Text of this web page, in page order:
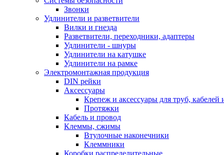
Звонки
Удлинители и разветвители
Вилки и гнезда
Разветвители, переходники, адаптеры
Удлинители - шнуры
Удлинители на катушке
Удлинители на рамке
Электромонтажная продукция
DIN рейки
Аксессуары
Крепеж и аксессуары для труб, кабелей
Протяжки
Кабель и провод
Клеммы, сжимы
Втулочные наконечники
Клеммники
Коробки распределительные